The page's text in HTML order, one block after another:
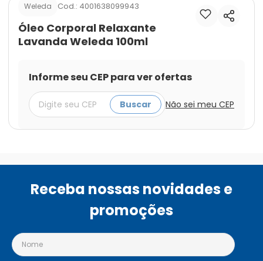
Weleda Cod.: 4001638099943
Óleo Corporal Relaxante
Lavanda Weleda 100ml
Informe seu CEP para ver ofertas
Buscar Não sei meu CEP
Receba nossas novidades e
promoções